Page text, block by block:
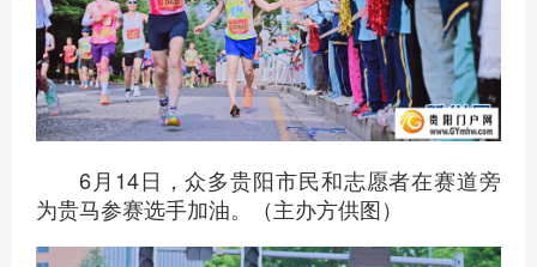
6月14日，众多贵阳市民和志愿者在赛道旁
为贵马参赛选手加油。（主办方供图）